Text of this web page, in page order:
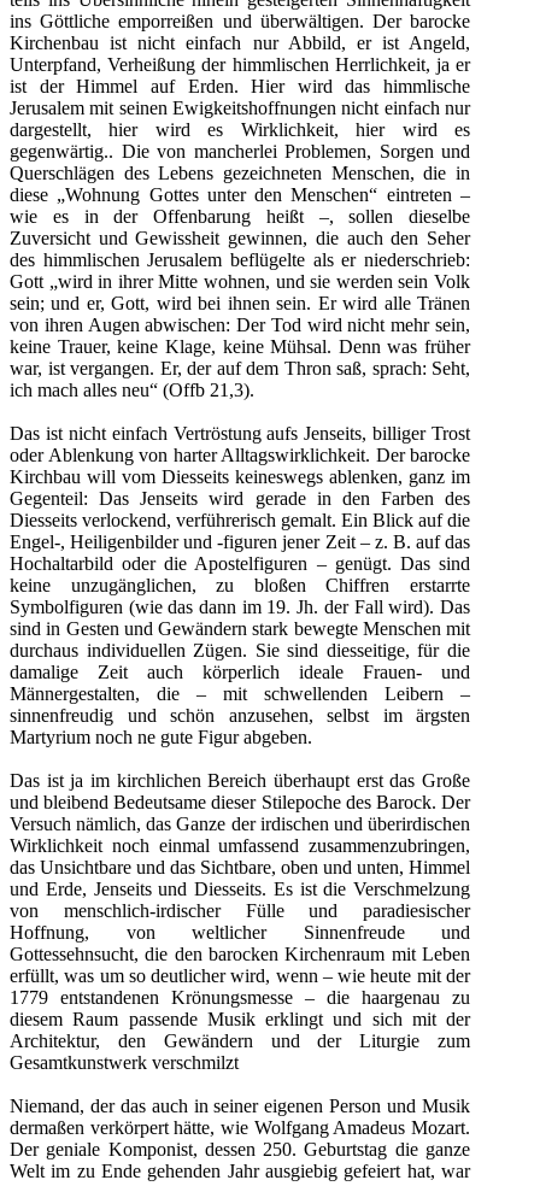
ins Göttliche emporreißen und überwältigen. Der barocke
Kirchenbau ist nicht einfach nur Abbild, er ist Angeld,
Unterpfand, Verheißung der himmlischen Herrlichkeit, ja er
ist der Himmel auf Erden. Hier wird das himmlische
Jerusalem mit seinen Ewigkeitshoffnungen nicht einfach nur
dargestellt, hier wird es Wirklichkeit, hier wird es
gegenwärtig.. Die von mancherlei Problemen, Sorgen und
Querschlägen des Lebens gezeichneten Menschen, die in
diese „Wohnung Gottes unter den Menschen“ eintreten –
wie es in der Offenbarung heißt –, sollen dieselbe
Zuversicht und Gewissheit gewinnen, die auch den Seher
des himmlischen Jerusalem beflügelte als er niederschrieb:
Gott „wird in ihrer Mitte wohnen, und sie werden sein Volk
sein; und er, Gott, wird bei ihnen sein. Er wird alle Tränen
von ihren Augen abwischen: Der Tod wird nicht mehr sein,
keine Trauer, keine Klage, keine Mühsal. Denn was früher
war, ist vergangen. Er, der auf dem Thron saß, sprach: Seht,
ich mach alles neu“ (Offb 21,3).
Das ist nicht einfach Vertröstung aufs Jenseits, billiger Trost
oder Ablenkung von harter Alltagswirklichkeit. Der barocke
Kirchbau will vom Diesseits keineswegs ablenken, ganz im
Gegenteil: Das Jenseits wird gerade in den Farben des
Diesseits verlockend, verführerisch gemalt. Ein Blick auf die
Engel-, Heiligenbilder und -figuren jener Zeit – z. B. auf das
Hochaltarbild oder die Apostelfiguren – genügt. Das sind
keine unzugänglichen, zu bloßen Chiffren erstarrte
Symbolfiguren (wie das dann im 19. Jh. der Fall wird). Das
sind in Gesten und Gewändern stark bewegte Menschen mit
durchaus individuellen Zügen. Sie sind diesseitige, für die
damalige Zeit auch körperlich ideale Frauen- und
Männergestalten, die – mit schwellenden Leibern –
sinnenfreudig und schön anzusehen, selbst im ärgsten
Martyrium noch ne gute Figur abgeben.
Das ist ja im kirchlichen Bereich überhaupt erst das Große
und bleibend Bedeutsame dieser Stilepoche des Barock. Der
Versuch nämlich, das Ganze der irdischen und überirdischen
Wirklichkeit noch einmal umfassend zusammenzubringen,
das Unsichtbare und das Sichtbare, oben und unten, Himmel
und Erde, Jenseits und Diesseits. Es ist die Verschmelzung
von menschlich-irdischer Fülle und paradiesischer
Hoffnung, von weltlicher Sinnenfreude und
Gottessehnsucht, die den barocken Kirchenraum mit Leben
erfüllt, was um so deutlicher wird, wenn – wie heute mit der
1779 entstandenen Krönungsmesse – die haargenau zu
diesem Raum passende Musik erklingt und sich mit der
Architektur, den Gewändern und der Liturgie zum
Gesamtkunstwerk verschmilzt
Niemand, der das auch in seiner eigenen Person und Musik
dermaßen verkörpert hätte, wie Wolfgang Amadeus Mozart.
Der geniale Komponist, dessen 250. Geburtstag die ganze
Welt im zu Ende gehenden Jahr ausgiebig gefeiert hat, war